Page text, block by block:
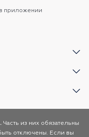
в приложении
Часть из них обязательны
отключены. Если вы